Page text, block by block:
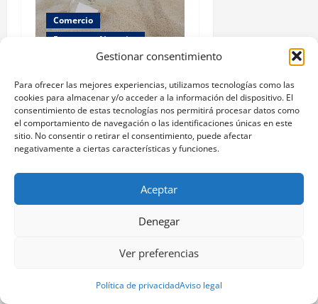
Gestionar consentimiento
Para ofrecer las mejores experiencias, utilizamos tecnologías como las
cookies para almacenar y/o acceder a la información del dispositivo. El
consentimiento de estas tecnologías nos permitirá procesar datos como
el comportamiento de navegación o las identificaciones únicas en este
sitio. No consentir o retirar el consentimiento, puede afectar
negativamente a ciertas características y funciones.
Aceptar
Denegar
Ver preferencias
Política de privacidadAviso legal
Comercio
Empresa y Negocios
Las mejores agencias de
marketing en Vigo para
impulsar tu negocio
Pablo Arranz
enero 23, 2025
0